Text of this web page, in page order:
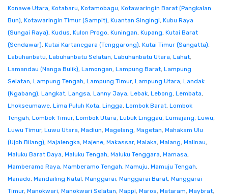
Konawe Utara, Kotabaru, Kotamobagu, Kotawaringin Barat (Pangkalan
Bun), Kotawaringin Timur (Sampit), Kuantan Singingi, Kubu Raya
(Sungai Raya), Kudus, Kulon Progo, Kuningan, Kupang, Kutai Barat
(Sendawar), Kutai Kartanegara (Tenggarong), Kutai Timur (Sangatta),
Labuhanbatu, Labuhanbatu Selatan, Labuhanbatu Utara, Lahat,
Lamandau (Nanga Bulik), Lamongan, Lampung Barat, Lampung
Selatan, Lampung Tengah, Lampung Timur, Lampung Utara, Landak
(Ngabang), Langkat, Langsa, Lanny Jaya, Lebak, Lebong, Lembata,
Lhokseumawe, Lima Puluh Kota, Lingga, Lombok Barat, Lombok
Tengah, Lombok Timur, Lombok Utara, Lubuk Linggau, Lumajang, Luwu,
Luwu Timur, Luwu Utara, Madiun, Magelang, Magetan, Mahakam Ulu
(Ujoh Bilang), Majalengka, Majene, Makassar, Malaka, Malang, Malinau,
Maluku Barat Daya, Maluku Tengah, Maluku Tenggara, Mamasa,
Mamberamo Raya, Mamberamo Tengah, Mamuju, Mamuju Tengah,
Manado, Mandailing Natal, Manggarai, Manggarai Barat, Manggarai
Timur, Manokwari, Manokwari Selatan, Mappi, Maros, Mataram, Maybrat,